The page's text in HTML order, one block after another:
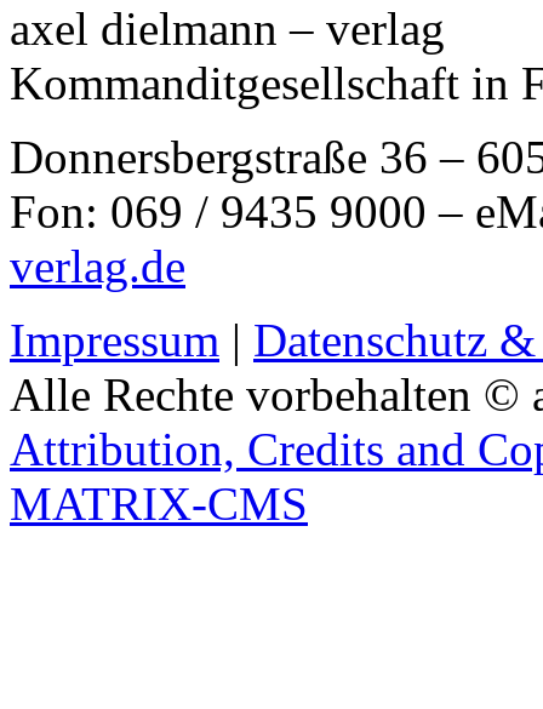
axel dielmann – verlag
Kommanditgesellschaft in
Donnersbergstraße 36 –
Fon: 069 / 9435 9000 –
verlag.de
Impressum | Datenschutz
Alle Rechte vorbehalten ©
Attribution, Credits and
MATRIX-CMS